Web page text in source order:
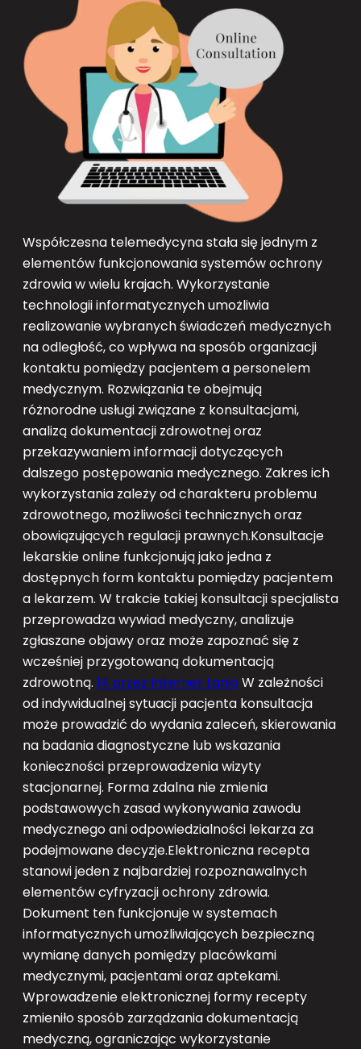
Współczesna telemedycyna stała się jednym z
elementów funkcjonowania systemów ochrony
zdrowia w wielu krajach. Wykorzystanie
technologii informatycznych umożliwia
realizowanie wybranych świadczeń medycznych
na odległość, co wpływa na sposób organizacji
kontaktu pomiędzy pacjentem a personelem
medycznym. Rozwiązania te obejmują
różnorodne usługi związane z konsultacjami,
analizą dokumentacji zdrowotnej oraz
przekazywaniem informacji dotyczących
dalszego postępowania medycznego. Zakres ich
wykorzystania zależy od charakteru problemu
zdrowotnego, możliwości technicznych oraz
obowiązujących regulacji prawnych.Konsultacje
lekarskie online funkcjonują jako jedna z
dostępnych form kontaktu pomiędzy pacjentem
a lekarzem. W trakcie takiej konsultacji specjalista
przeprowadza wywiad medyczny, analizuje
zgłaszane objawy oraz może zapoznać się z
wcześniej przygotowaną dokumentacją
zdrowotną. l4 przez Internet tanio W zależności
od indywidualnej sytuacji pacjenta konsultacja
może prowadzić do wydania zaleceń, skierowania
na badania diagnostyczne lub wskazania
konieczności przeprowadzenia wizyty
stacjonarnej. Forma zdalna nie zmienia
podstawowych zasad wykonywania zawodu
medycznego ani odpowiedzialności lekarza za
podejmowane decyzje.Elektroniczna recepta
stanowi jeden z najbardziej rozpoznawalnych
elementów cyfryzacji ochrony zdrowia.
Dokument ten funkcjonuje w systemach
informatycznych umożliwiających bezpieczną
wymianę danych pomiędzy placówkami
medycznymi, pacjentami oraz aptekami.
Wprowadzenie elektronicznej formy recepty
zmieniło sposób zarządzania dokumentacją
medyczną, ograniczając wykorzystanie